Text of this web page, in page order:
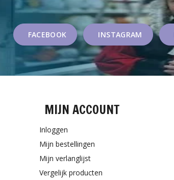
FACEBOOK INSTAGRAM
MIJN ACCOUNT
Inloggen
Mijn bestellingen
Mijn verlanglijst
Vergelijk producten